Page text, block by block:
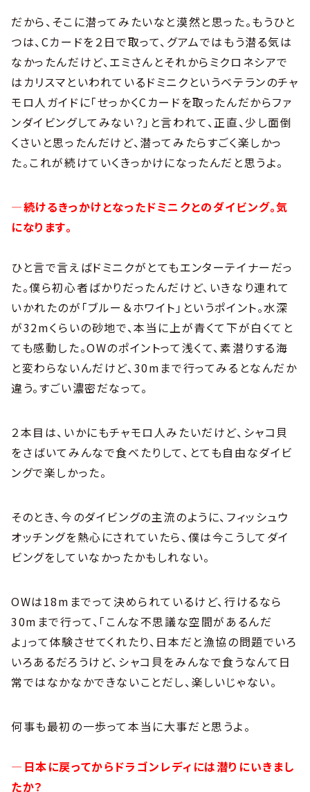
だから、そこに潜ってみたいなと漠然と思った。もうひと
つは、Cカードを２日で取って、グアムではもう潜る気は
なかったんだけど、エミさんとそれからミクロネシアで
はカリスマといわれているドミニクというベテランのチャ
モロ人ガイドに「せっかくCカードを取ったんだからファ
ンダイビングしてみない？」と言われて、正直、少し面倒
くさいと思ったんだけど、潜ってみたらすごく楽しかっ
た。これが続けていくきっかけになったんだと思うよ。
―続けるきっかけとなったドミニクとのダイビング。気
になります。
ひと言で言えばドミニクがとてもエンターテイナーだっ
た。僕ら初心者ばかりだったんだけど、いきなり連れて
いかれたのが「ブルー＆ホワイト」というポイント。水深
が32mくらいの砂地で、本当に上が青くて下が白くてと
ても感動した。OWのポイントって浅くて、素潜りする海
と変わらないんだけど、30mまで行ってみるとなんだか
違う。すごい濃密だなって。
２本目は、いかにもチャモロ人みたいだけど、シャコ貝
をさばいてみんなで食べたりして、とても自由なダイビ
ングで楽しかった。
そのとき、今のダイビングの主流のように、フィッシュウ
オッチングを熱心にされていたら、僕は今こうしてダイ
ビングをしていなかったかもしれない。
OWは18mまでって決められているけど、行けるなら
30mまで行って、「こんな不思議な空間があるんだ
よ」って体験させてくれたり、日本だと漁協の問題でいろ
いろあるだろうけど、シャコ貝をみんなで食うなんて日
常ではなかなかできないことだし、楽しいじゃない。
何事も最初の一歩って本当に大事だと思うよ。
―日本に戻ってからドラゴンレディには潜りにいきまし
たか？